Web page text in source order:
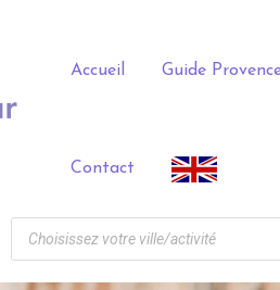
Accueil Guide
Contact